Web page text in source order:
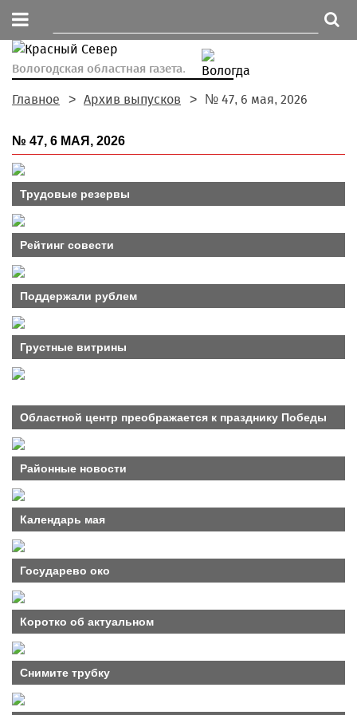
Вологодская областная газета.
Главное Архив выпусков № 47, 6 мая, 2026
№ 47, 6 МАЯ, 2026
Трудовые резервы
Рейтинг совести
Поддержали рублем
Грустные витрины
Областной центр преображается к празднику Победы
Районные новости
Календарь мая
Государево око
Коротко об актуальном
Снимите трубку